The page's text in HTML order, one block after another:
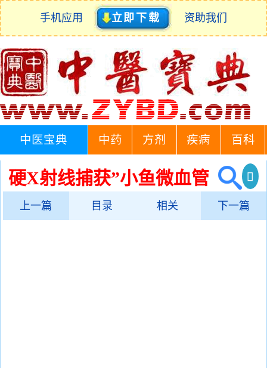
手机应用 立即下载 资助我们
中医宝典 中药 方剂 疾病 百科
硬X射线捕获”小鱼微血管
上一篇 目录 相关 下一篇